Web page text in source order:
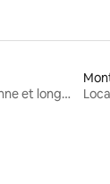
Locations moyenne et longue durée